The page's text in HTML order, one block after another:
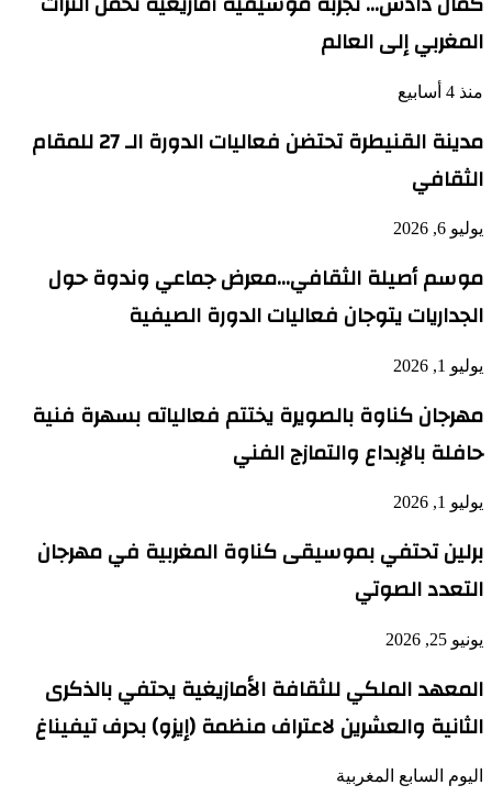
المغربي إلى العالم
منذ 4 أسابيع
مدينة القنيطرة تحتضن فعاليات الدورة الـ 27 للمقام
الثقافي
يوليو 6, 2026
موسم أصيلة الثقافي…معرض جماعي وندوة حول
الجداريات يتوجان فعاليات الدورة الصيفية
يوليو 1, 2026
مهرجان كناوة بالصويرة يختتم فعالياته بسهرة فنية
حافلة بالإبداع والتمازج الفني
يوليو 1, 2026
برلين تحتفي بموسيقى كناوة المغربية في مهرجان
التعدد الصوتي
يونيو 25, 2026
المعهد الملكي للثقافة الأمازيغية يحتفي بالذكرى
الثانية والعشرين لاعتراف منظمة (إيزو) بحرف تيفيناغ
اليوم السابع المغربية